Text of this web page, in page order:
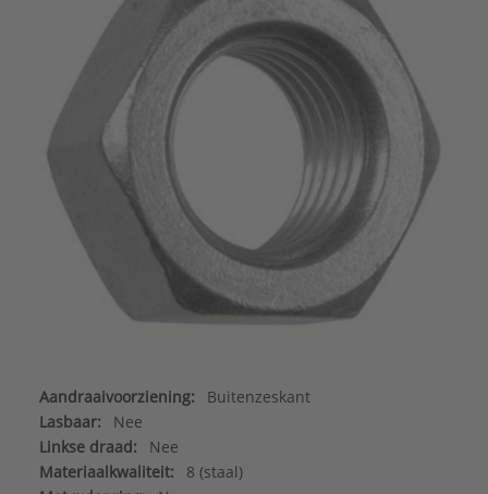
Aandraaivoorziening:
Buitenzeskant
Lasbaar:
Nee
Linkse draad:
Nee
Materiaalkwaliteit:
8 (staal)